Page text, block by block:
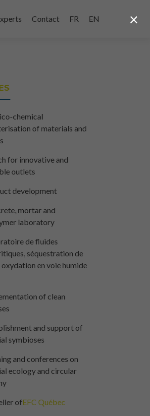
Contact FR EN
chemical
of materials and
for innovative and
outlets
development
mortar and
laboratory
de fluides
séquestration de
en voie humide
of clean
and support of
symbioses
and conferences on
ecology and circular
ofEFC Québec
×